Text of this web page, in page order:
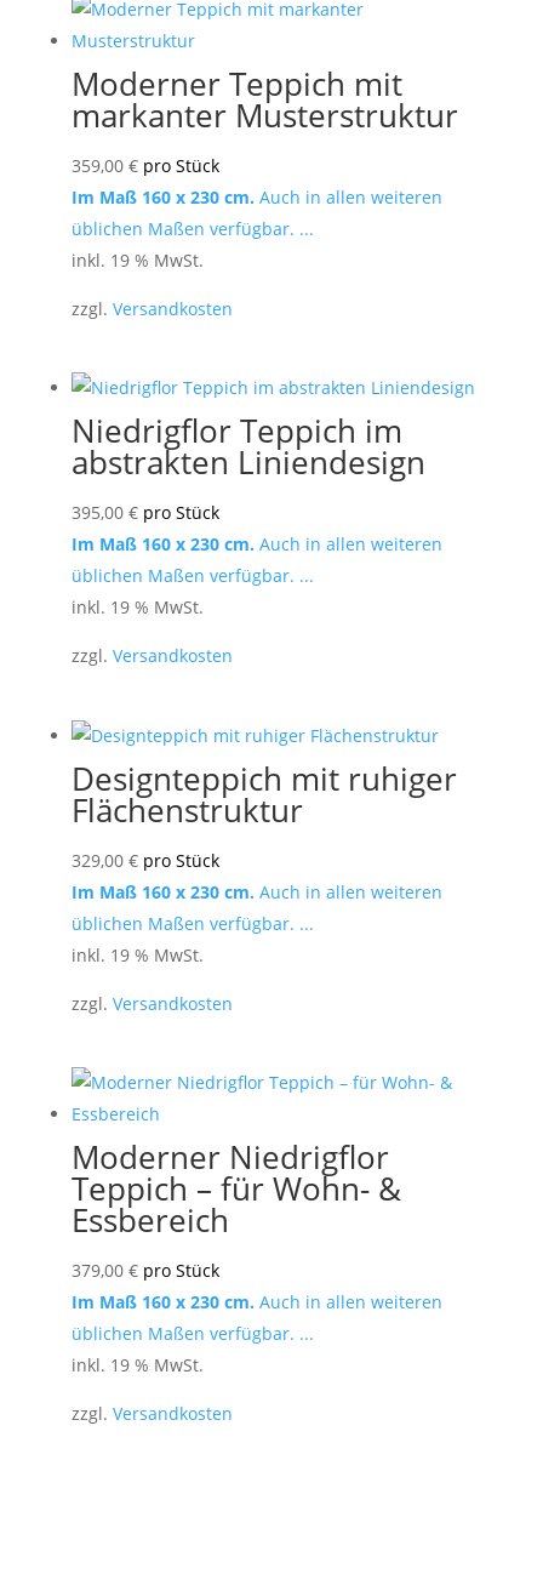
Moderner Teppich mit
markanter Musterstruktur
359,00 € pro Stück
Im Maß 160 x 230 cm. Auch in allen weiteren
üblichen Maßen verfügbar. ...
inkl. 19 % MwSt.
zzgl. Versandkosten
Niedrigflor Teppich im
abstrakten Liniendesign
395,00 € pro Stück
Im Maß 160 x 230 cm. Auch in allen weiteren
üblichen Maßen verfügbar. ...
inkl. 19 % MwSt.
zzgl. Versandkosten
Designteppich mit ruhiger
Flächenstruktur
329,00 € pro Stück
Im Maß 160 x 230 cm. Auch in allen weiteren
üblichen Maßen verfügbar. ...
inkl. 19 % MwSt.
zzgl. Versandkosten
Moderner Niedrigflor
Teppich – für Wohn- &
Essbereich
379,00 € pro Stück
Im Maß 160 x 230 cm. Auch in allen weiteren
üblichen Maßen verfügbar. ...
inkl. 19 % MwSt.
zzgl. Versandkosten